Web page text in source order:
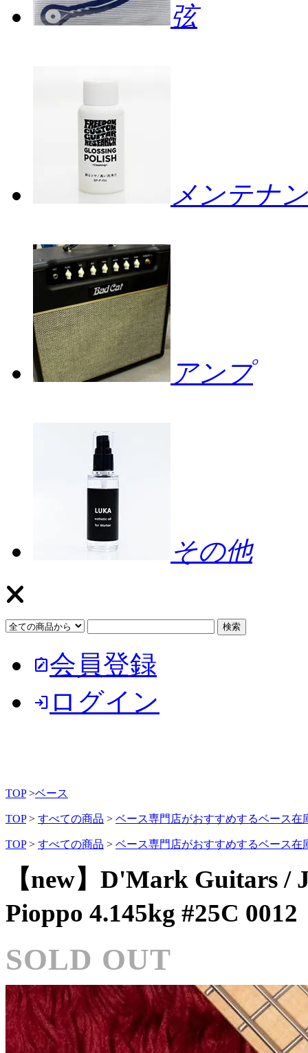
弦
メンテナ
アンプ
その他
note_alt会員登録
login ログイン
TOP >ベース
TOP > すべての商品 > ベース専門店がおすすめするベース在
TOP > すべての商品 > ベース専門店がおすすめするベース在
【new】D'Mark Guitars /
Pioppo 4.145kg #25C
SOLD OUT